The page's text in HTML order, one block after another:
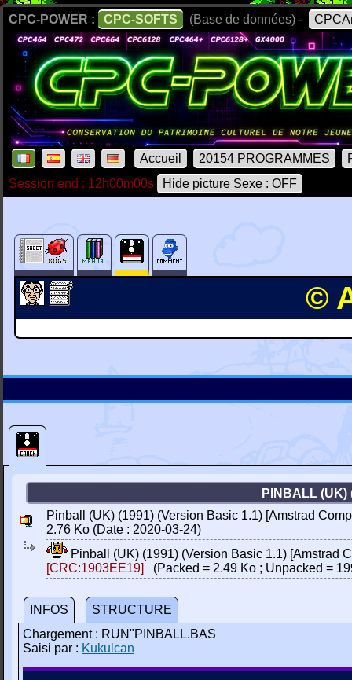
CPC-POWER : CPC-SOFTS (Base de données) -
Accueil 20154 PROGRAMMES
Session end : 12h00m00s
Hide picture Sexe : OFF
©
PINBALL
Pinball (UK) (1991) (Version Basic 1.1) [Amstrad
2.76 Ko (Date : 2020-03-24)
Pinball (UK) (1991) (Version Basic 1.1) [Amstrad
[CRC:1903EE19]
(Packed = 2.49 Ko ; Unpacked =
INFOS
STRUCTURE
Chargement : RUN"PINBALL.BAS
Saisi par : Kukulcan